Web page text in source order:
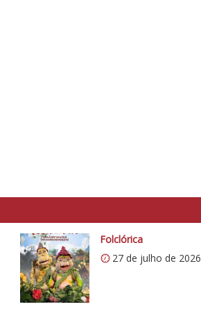
Folclórica
27 de julho de 2026